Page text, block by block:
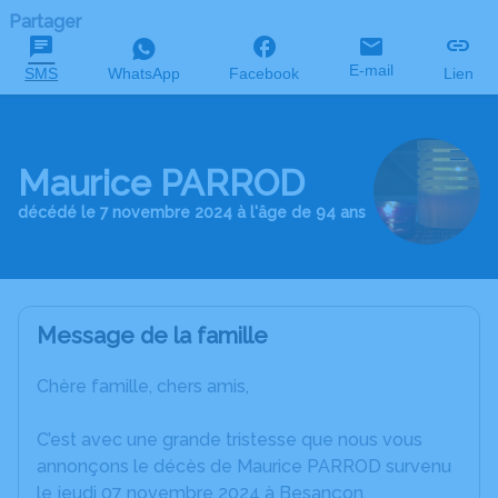
Partager
SMS WhatsApp Facebook E-mail Lien
Maurice PARROD
décédé le 7 novembre 2024 à l'âge de 94 ans
Message de la famille
Chère famille, chers amis,
C’est avec une grande tristesse que nous vous
annonçons le décès de Maurice PARROD survenu
le jeudi 07 novembre 2024 à Besançon.